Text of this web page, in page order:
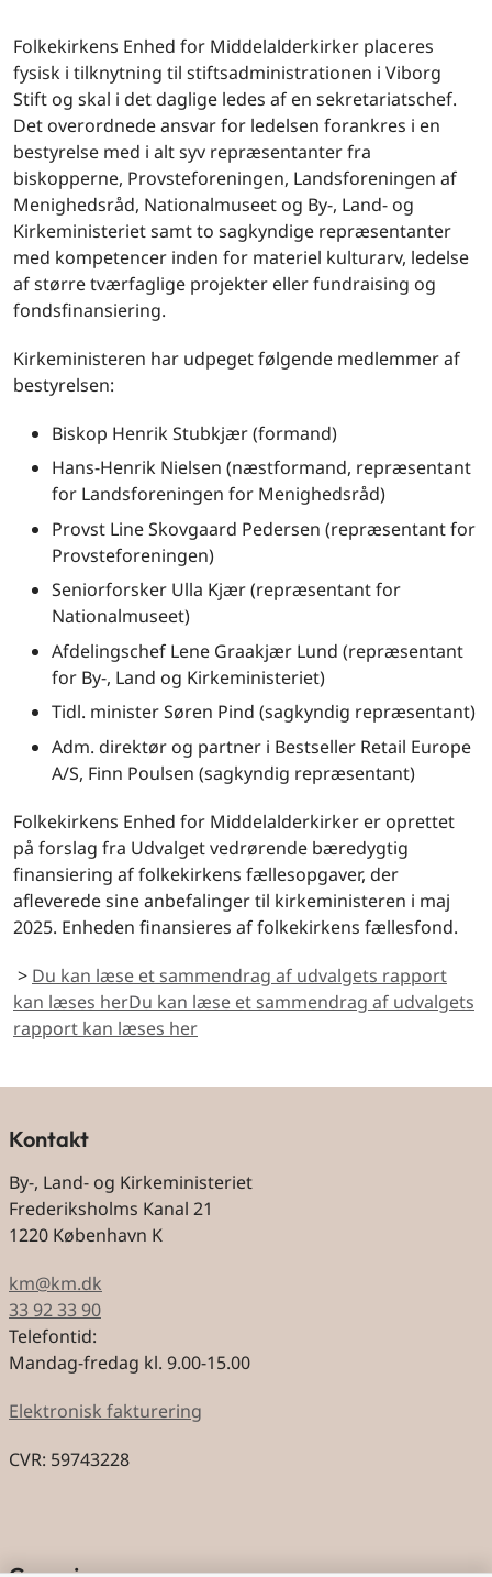
Folkekirkens Enhed for Middelalderkirker placeres
fysisk i tilknytning til stiftsadministrationen i Viborg
Stift og skal i det daglige ledes af en sekretariatschef.
Det overordnede ansvar for ledelsen forankres i en
bestyrelse med i alt syv repræsentanter fra
biskopperne, Provsteforeningen, Landsforeningen af
Menighedsråd, Nationalmuseet og By-, Land- og
Kirkeministeriet samt to sagkyndige repræsentanter
med kompetencer inden for materiel kulturarv, ledelse
af større tværfaglige projekter eller fundraising og
fondsfinansiering.
Kirkeministeren har udpeget følgende medlemmer af
bestyrelsen:
Biskop Henrik Stubkjær (formand)
Hans-Henrik Nielsen (næstformand, repræsentant
for Landsforeningen for Menighedsråd)
Provst Line Skovgaard Pedersen (repræsentant for
Provsteforeningen)
Seniorforsker Ulla Kjær (repræsentant for
Nationalmuseet)
Afdelingschef Lene Graakjær Lund (repræsentant
for By-, Land og Kirkeministeriet)
Tidl. minister Søren Pind (sagkyndig repræsentant)
Adm. direktør og partner i Bestseller Retail Europe
A/S, Finn Poulsen (sagkyndig repræsentant)
Folkekirkens Enhed for Middelalderkirker er oprettet
på forslag fra Udvalget vedrørende bæredygtig
finansiering af folkekirkens fællesopgaver, der
afleverede sine anbefalinger til kirkeministeren i maj
2025. Enheden finansieres af folkekirkens fællesfond.
> Du kan læse et sammendrag af udvalgets rapport
kan læses herDu kan læse et sammendrag af udvalgets
rapport kan læses her
Kontakt
By-, Land- og Kirkeministeriet
Frederiksholms Kanal 21
1220 København K
km@km.dk
33 92 33 90
Telefontid:
Mandag-fredag kl. 9.00-15.00
Elektronisk fakturering
CVR: 59743228